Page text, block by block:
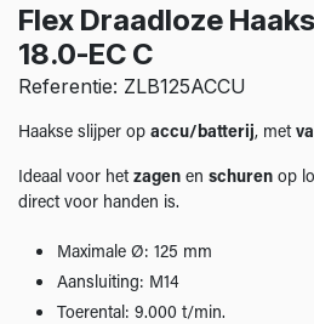
Flex Draadloze
18.0-EC C
Referentie: ZLB125ACCU
Haakse slijper op accu/batterij, met
Ideaal voor het zagen en schuren op
direct voor handen is.
Maximale Ø: 125 mm
Aansluiting: M14
Toerental: 9.000 t/min.